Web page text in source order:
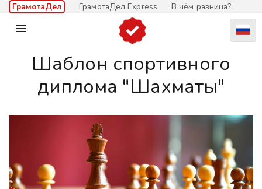
ГрамотаДел ГрамотаДел Express В чём разница?

Шаблон спортивного
диплома "Шахматы"